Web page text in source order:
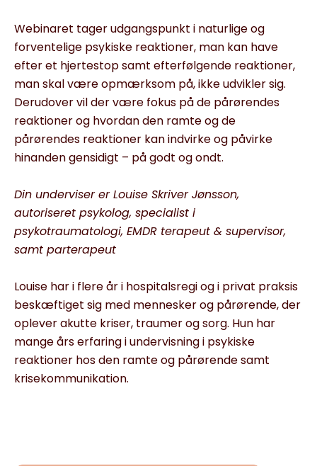
Webinaret tager udgangspunkt i naturlige og
forventelige psykiske reaktioner, man kan have
efter et hjertestop samt efterfølgende reaktioner,
man skal være opmærksom på, ikke udvikler sig.
Derudover vil der være fokus på de pårørendes
reaktioner og hvordan den ramte og de
pårørendes reaktioner kan indvirke og påvirke
hinanden gensidigt – på godt og ondt.
Din underviser er Louise Skriver Jønsson,
autoriseret psykolog, specialist i
psykotraumatologi, EMDR terapeut & supervisor,
samt parterapeut
Louise har i flere år i hospitalsregi og i privat praksis
beskæftiget sig med mennesker og pårørende, der
oplever akutte kriser, traumer og sorg. Hun har
mange års erfaring i undervisning i psykiske
reaktioner hos den ramte og pårørende samt
krisekommunikation.